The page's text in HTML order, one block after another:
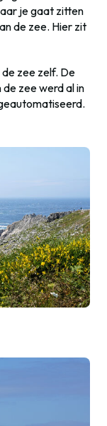
je gaat zitten
de zee. Hier zit
zee zelf. De
zee werd al in